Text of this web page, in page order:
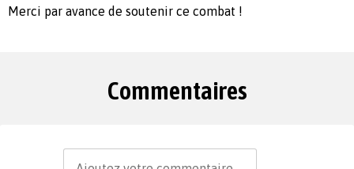
Merci par avance de soutenir ce combat !
Commentaires